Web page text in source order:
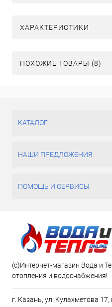
ХАРАКТЕРИСТИКИ
ПОХОЖИЕ ТОВАРЫ (8)
КАТАЛОГ
НАШИ ПРЕДЛОЖЕНИЯ
ПОМОЩЬ И СЕРВИСЫ
(c)Интернет-магазин Вода и
отопления и водоснабжения!
г. Казань, ул. Кулахметова 17,